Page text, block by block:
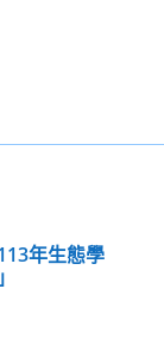
年生態學